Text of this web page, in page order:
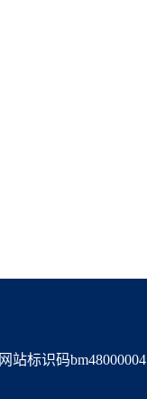
网站标识码bm48000004